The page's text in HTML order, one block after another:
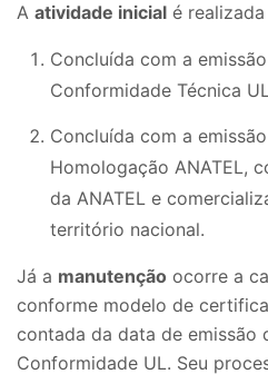
A atividade inicial é
Concluída com a
Conformidade Técnica
Concluída com a
Homologação ANATEL,
da ANATEL e
território nacional.
Já a manutenção ocorre a
conforme modelo de
contada da data de emissão
Conformidade UL. Seu